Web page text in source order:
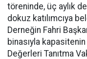
töreninde, üç aylık
dokuz katılımcıya
Derneğin Fahri
binasıyla kapasitenin
Değerleri Tanıtma